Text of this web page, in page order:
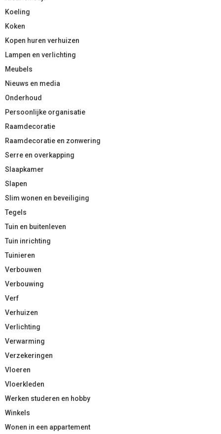
Koeling
Koken
Kopen huren verhuizen
Lampen en verlichting
Meubels
Nieuws en media
Onderhoud
Persoonlijke organisatie
Raamdecoratie
Raamdecoratie en zonwering
Serre en overkapping
Slaapkamer
Slapen
Slim wonen en beveiliging
Tegels
Tuin en buitenleven
Tuin inrichting
Tuinieren
Verbouwen
Verbouwing
Verf
Verhuizen
Verlichting
Verwarming
Verzekeringen
Vloeren
Vloerkleden
Werken studeren en hobby
Winkels
Wonen in een appartement